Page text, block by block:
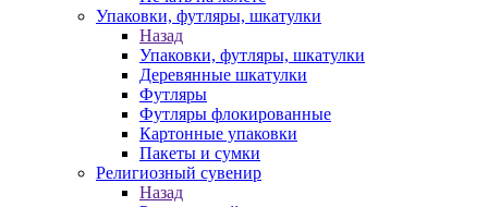
Упаковки, футляры, шкатулки
Назад
Упаковки, футляры, шкатулки
Деревянные шкатулки
Футляры
Футляры флокированные
Картонные упаковки
Пакеты и сумки
Религиозный сувенир
Назад